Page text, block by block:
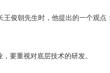
俊朝先生时，他提出的一个观点
要重视对底层技术的研发。